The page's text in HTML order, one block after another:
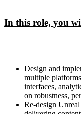
In this role, you
Design and
multiple
interfaces,
on robustness,
Re-design